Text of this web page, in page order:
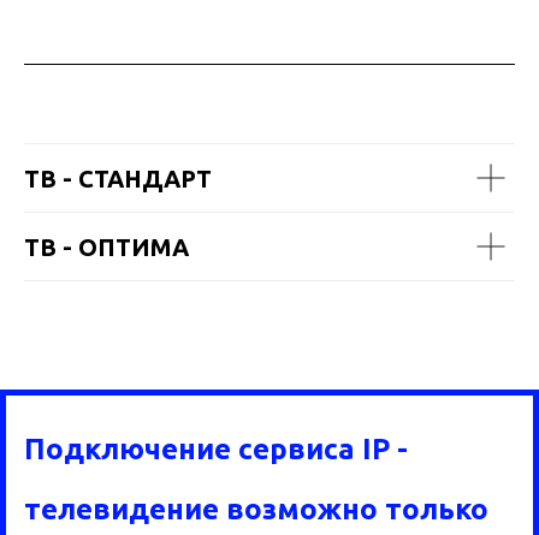
ТВ - СТАНДАРТ
ТВ - ОПТИМА
Подключение сервиса IP -
телевидение возможно только